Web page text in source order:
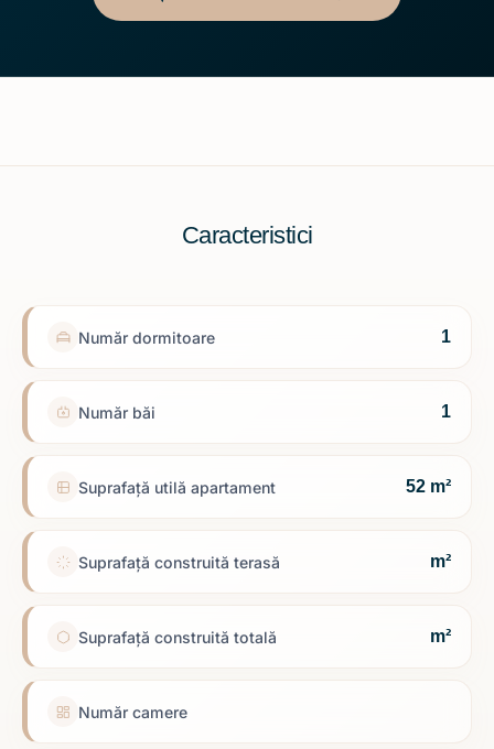
Caracteristici
Număr dormitoare 1
Număr băi 1
Suprafață utilă apartament 52 m²
Suprafață construită terasă m²
Suprafață construită totală m²
Număr camere